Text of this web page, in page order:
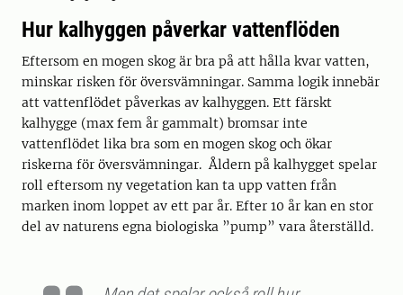
Hur kalhyggen påverkar vattenflöden
Eftersom en mogen skog är bra på att hålla kvar vatten,
minskar risken för översvämningar. Samma logik innebär
att vattenflödet påverkas av kalhyggen. Ett färskt
kalhygge (max fem år gammalt) bromsar inte
vattenflödet lika bra som en mogen skog och ökar
riskerna för översvämningar. Åldern på kalhygget spelar
roll eftersom ny vegetation kan ta upp vatten från
marken inom loppet av ett par år. Efter 10 år kan en stor
del av naturens egna biologiska ”pump” vara återställd.